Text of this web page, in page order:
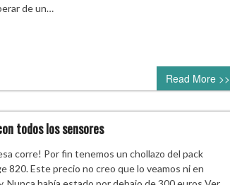
de un…
Read More >>
todos los sensores
corre! Por fin tenemos un chollazo del pack
820. Este precio no creo que lo veamos ni en